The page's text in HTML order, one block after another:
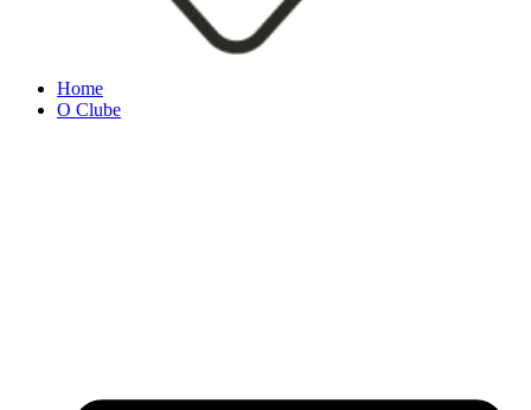
Home
O Clube